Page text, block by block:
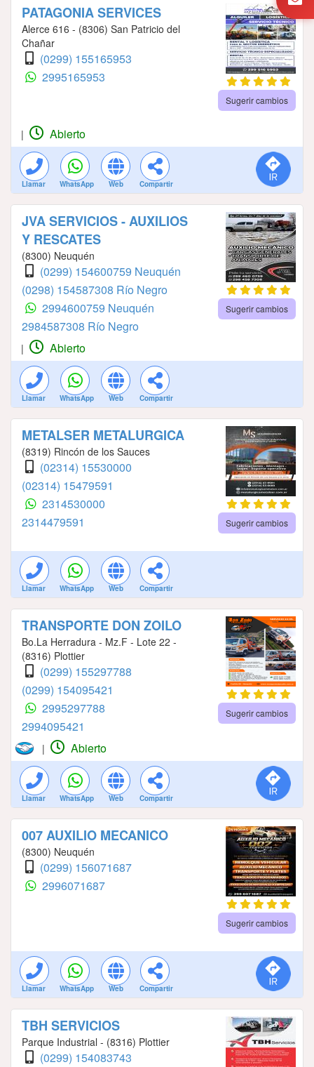
PATAGONIA SERVICES
Alerce 616 - (8306) San Patricio del
Chañar
(0299) 155165953
2995165953
Sugerir cambios
| Abierto
Llamar WhatsApp Web Compartir
JVA SERVICIOS - AUXILIOS
Y RESCATES
(8300) Neuquén
(0299) 154600759 Neuquén
(0298) 154587308 Río Negro
2994600759 Neuquén
2984587308 Río Negro
Sugerir cambios
| Abierto
Llamar WhatsApp Web Compartir
METALSER METALURGICA
(8319) Rincón de los Sauces
(02314) 15530000
(02314) 15479591
2314530000
2314479591
Sugerir cambios
Llamar WhatsApp Web Compartir
TRANSPORTE DON ZOILO
Bo.La Herradura - Mz.F - Lote 22 -
(8316) Plottier
(0299) 155297788
(0299) 154095421
2995297788
2994095421
Sugerir cambios
| Abierto
Llamar WhatsApp Web Compartir
007 AUXILIO MECANICO
(8300) Neuquén
(0299) 156071687
2996071687
Sugerir cambios
Llamar WhatsApp Web Compartir
TBH SERVICIOS
Parque Industrial - (8316) Plottier
(0299) 154083743